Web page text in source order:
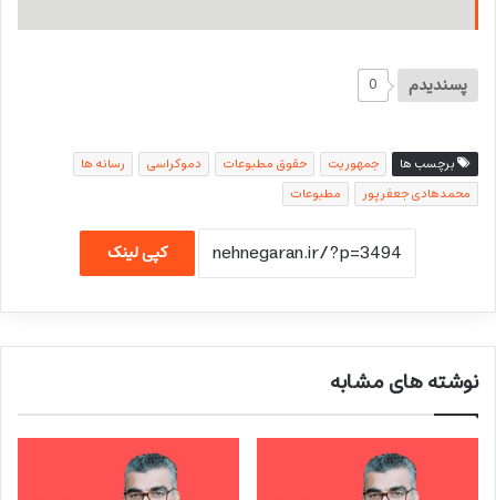
پسندیدم 0
برچسب ها جمهوریت حقوق مطبوعات دموکراسی
رسانه ها
محمدهادی جعفرپور
مطبوعات
کپی لینک
نوشته های مشابه